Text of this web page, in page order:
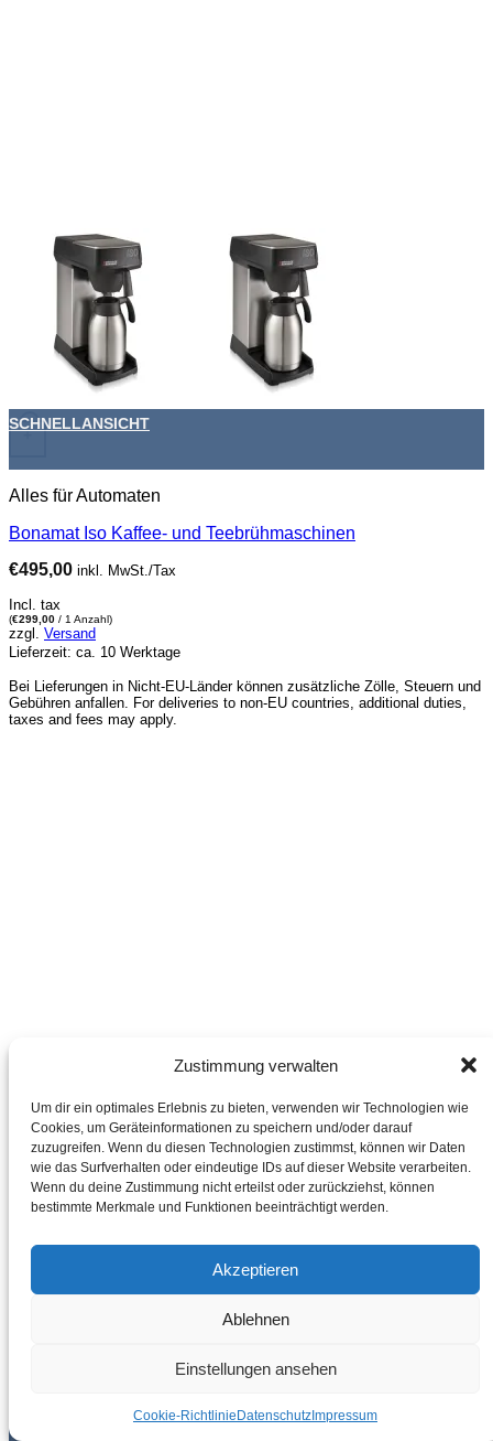
Zustimmung verwalten
Um dir ein optimales Erlebnis zu bieten, verwenden wir Technologien wie
Cookies, um Geräteinformationen zu speichern und/oder darauf
zuzugreifen. Wenn du diesen Technologien zustimmst, können wir Daten
wie das Surfverhalten oder eindeutige IDs auf dieser Website verarbeiten.
Wenn du deine Zustimmung nicht erteilst oder zurückziehst, können
bestimmte Merkmale und Funktionen beeinträchtigt werden.
Akzeptieren
Ablehnen
Einstellungen ansehen
Cookie-Richtlinie Datenschutz Impressum
+
SCHNELLANSICHT
Alles für Automaten
Bonamat Iso Kaffee- und Teebrühmaschinen
€495,00 inkl. MwSt./Tax
Incl. tax
(€299,00 / 1 Anzahl)
zzgl. Versand
Lieferzeit: ca. 10 Werktage
Bei Lieferungen in Nicht-EU-Länder können zusätzliche Zölle, Steuern und
Gebühren anfallen. For deliveries to non-EU countries, additional duties,
taxes and fees may apply.
SCHNELLANSICHT